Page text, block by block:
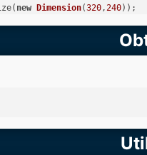
new Dimension(320,240));
(j'ai mis les couleurs
de la fenetre du terminal :
de ligne qui sera